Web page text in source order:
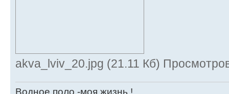
akva_lviv_20.jpg (21.11 Кб)
Водное поло -моя жизнь !